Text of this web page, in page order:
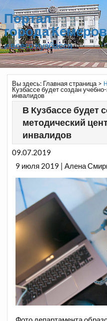
Портал
города
и всего Кузбасса
Вы здесь: Главная страница>
Кузбассе будет создан
инвалидов
В Кузбассе будет
методический
инвалидов
09.07.2019
9 июля 2019 | Алена